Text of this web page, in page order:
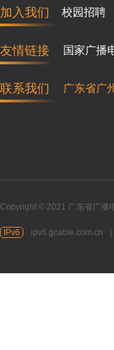
加入我们 校园招聘
友情链接 国家广播
联系我们 广东省广
Copyright © 2021 广东省广播
IPv6 ipv6.gcable.com.cn